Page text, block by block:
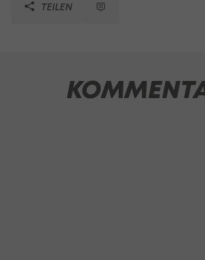
TEILEN